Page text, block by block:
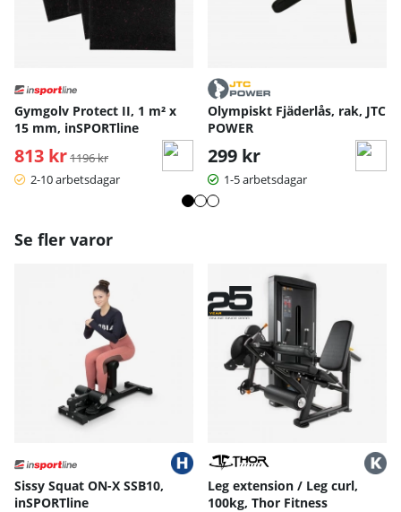
Gymgolv Protect II, 1 m² x
15 mm, inSPORTline
813 kr Ordinarie pris:
1196 kr
2-10 arbetsdagar
Olympiskt Fjäderlås, rak, JTC
POWER
299 kr
1-5 arbetsdagar
Se fler varor
Sissy Squat ON-X SSB10,
inSPORTline
Leg extension / Leg curl,
100kg, Thor Fitness